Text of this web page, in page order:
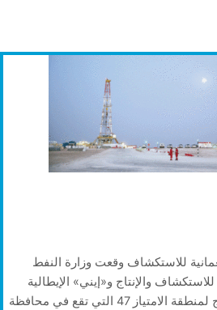
للاستكشاف وقعت وزارة النفط
والإنتاج و«إيني» الإيطالية
اتفاقية تنقيب ومشاركة الإنتاج لمنطقة الامتياز 47 التي تقع في محافظة